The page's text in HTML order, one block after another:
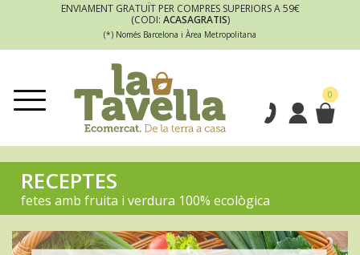
ENVIAMENT GRATUÏT PER COMPRES SUPERIORS A 59€
(CODI: ACASAGRATIS)
(*) Només Barcelona i Àrea Metropolitana
0
RECEPTES
fetes amb fruita i verdura 100% ecològica